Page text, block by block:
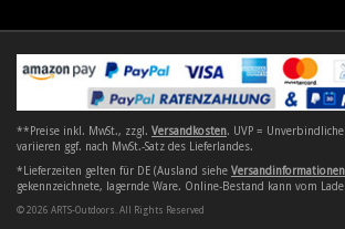
**Preise inkl. MwSt., zzgl. Versandkosten. UVP =
variieren ggf. nach MwSt.-Satz des Lieferlandes.
*Lieferzeiten gelten für DE (Ausland siehe Versandinformationen
gekennzeichnete, lagernde Ware. Online-Bestand kann vom
© 2026 ARTS-Outdoors. All Rights Reserved